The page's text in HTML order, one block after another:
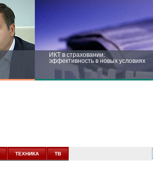
ИКТ в страховании:
эффективность в новых условиях
новых условиях
ТЕХНИКА ТВ